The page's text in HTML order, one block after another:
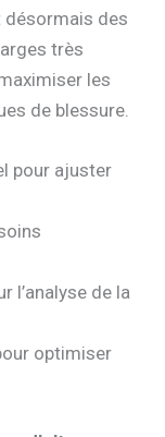
désormais des
très
les
de blessure.
pour ajuster
l’analyse de la
optimiser